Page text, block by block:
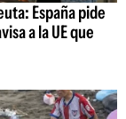
España pide
a la UE que